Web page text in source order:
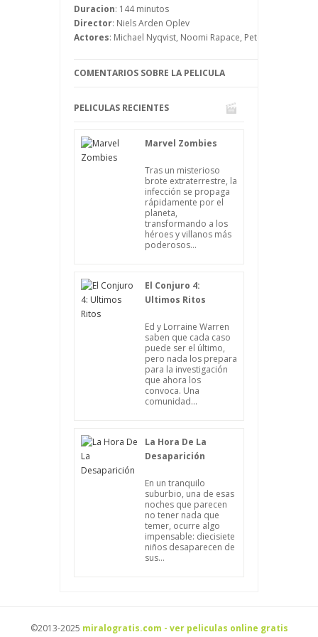
mujer, Lisbeth Salander, que también es
investigadora y que tiene un carácter
imposible que se caracteriza por ser
Duracion: 144 minutos
Director: Niels Arden Oplev
Actores: Michael Nyqvist, Noomi Rapace, Peter
COMENTARIOS SOBRE LA PELICULA
PELICULAS RECIENTES
Marvel Zombies
Tras un misterioso
brote extraterrestre, la
infección se propaga
rápidamente por el
planeta,
transformando a los
héroes y villanos más
poderosos...
El Conjuro 4:
Ultimos Ritos
Ed y Lorraine Warren
saben que cada caso
puede ser el último,
pero nada los prepara
para la investigación
que ahora los
convoca. Una
comunidad...
La Hora De La
Desaparición
En un tranquilo
suburbio, una de esas
noches que parecen
no tener nada que
temer, ocurre algo
impensable: diecisiete
niños desaparecen de
sus...
©2013-2025 miralogratis.com - ver peliculas online gratis